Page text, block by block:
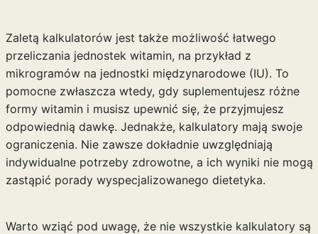
Zaletą kalkulatorów jest także możliwość łatwego
przeliczania jednostek witamin, na przykład z
mikrogramów na jednostki międzynarodowe (IU). To
pomocne zwłaszcza wtedy, gdy suplementujesz różne
formy witamin i musisz upewnić się, że przyjmujesz
odpowiednią dawkę. Jednakże, kalkulatory mają swoje
ograniczenia. Nie zawsze dokładnie uwzględniają
indywidualne potrzeby zdrowotne, a ich wyniki nie mogą
zastąpić porady wyspecjalizowanego dietetyka.
Warto wziąć pod uwagę, że nie wszystkie kalkulatory są